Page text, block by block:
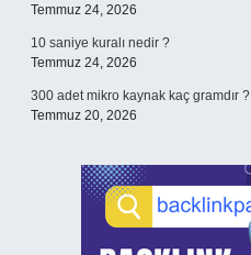
Temmuz 24, 2026
10 saniye kuralı nedir ?
Temmuz 24, 2026
300 adet mikro kaynak kaç gramdır ?
Temmuz 20, 2026